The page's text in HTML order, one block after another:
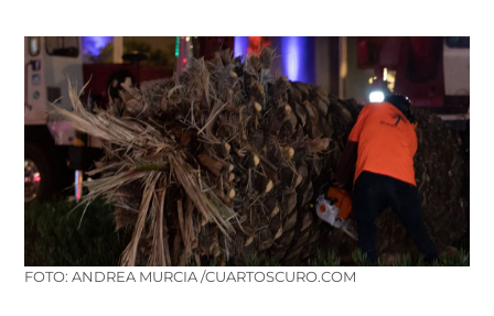
FOTO: ANDREA MURCIA /CUARTOSCURO.COM